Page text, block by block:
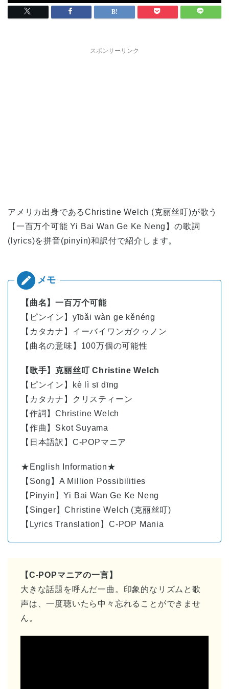
スポンサーリンク
アメリカ出身であるChristine Welch (克丽丝叮)が歌う
【一百万个可能 Yi Bai Wan Ge Ke Neng】の歌詞
(lyrics)を拼音(pinyin)和訳付で紹介します。
【曲名】一百万个可能
【ピンイン】yībǎi wàn ge kěnéng
【カタカナ】イーバイワンガクゥノン
【曲名の意味】100万個の可能性
【歌手】克丽丝叮 Christine Welch
【ピンイン】
kè lì sī dīng
【カタカナ】クリスティーン
【作詞】Christine Welch
【作曲】Skot Suyama
【日本語訳】C-POPマニア
★English Information★
【Song】A Million Possibilities
【Pinyin】Yi Bai Wan Ge Ke Neng
【Singer】Christine Welch (克丽丝叮)
【Lyrics Translation】C-POP Mania
【C-POPマニアの一言】
大きな話題を呼んだ一曲。印象的なリズムと歌
声は、一度聴いたら中々忘れることができませ
ん。